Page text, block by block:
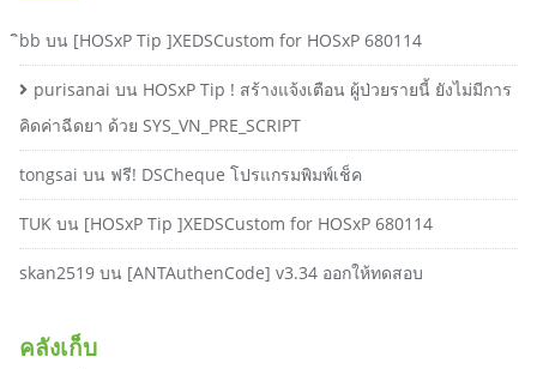
ิbb บน [HOSxP Tip ]XEDSCustom for HOSxP 680114
purisanai บน HOSxP Tip ! สร้างแจ้งเตือน ผู้ป่วยรายนี้ ยังไม่มีการ
คิดค่าฉีดยา ด้วย SYS_VN_PRE_SCRIPT
tongsai บน ฟรี! DSCheque โปรแกรมพิมพ์เช็ค
TUK บน [HOSxP Tip ]XEDSCustom for HOSxP 680114
skan2519 บน [ANTAuthenCode] v3.34 ออกให้ทดสอบ
คลังเก็บ